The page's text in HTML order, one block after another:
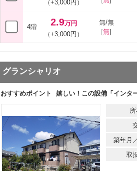
（+3,000円）
4階 2.9万円
（+3,000円）
無/無
[無]
グランシャリオ
おすすめポイント 嬉しい！この設備「インタ
築年月
取